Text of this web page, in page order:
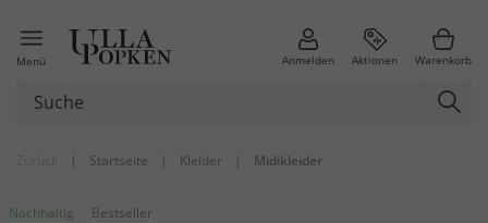
Menü Anmelden Aktionen Warenkorb
| Startseite | Kleider | Midikleider
Nachhaltig Bestseller